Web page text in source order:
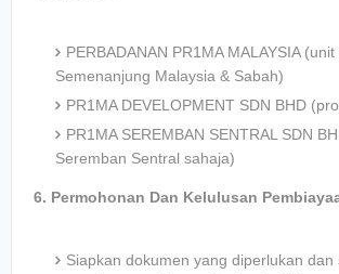
PERBADANAN PR1MA MALAYSIA
Semenanjung Malaysia & Sabah)
PR1MA DEVELOPMENT SDN BHD
PR1MA SEREMBAN SENTRAL SDN
Seremban Sentral sahaja)
6. Permohonan Dan Kelulusan
Siapkan dokumen yang diperlukan dan